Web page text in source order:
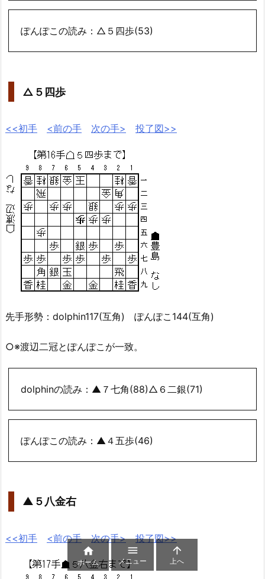
ぽんぽこの読み：△５四歩(53)
△５四歩
<<初手 <前の手 次の手> 投了図>>
先手形勢：dolphin117(互角) ぽんぽこ144(互角)
○※渡辺二冠とぽんぽこが一致。
dolphinの読み：▲７七角(88)△６二銀(71)
ぽんぽこの読み：▲４五歩(46)
▲５八金右
<<初手 <前の手 次の手> 投了図>>

ホーム

メニュー

上へ